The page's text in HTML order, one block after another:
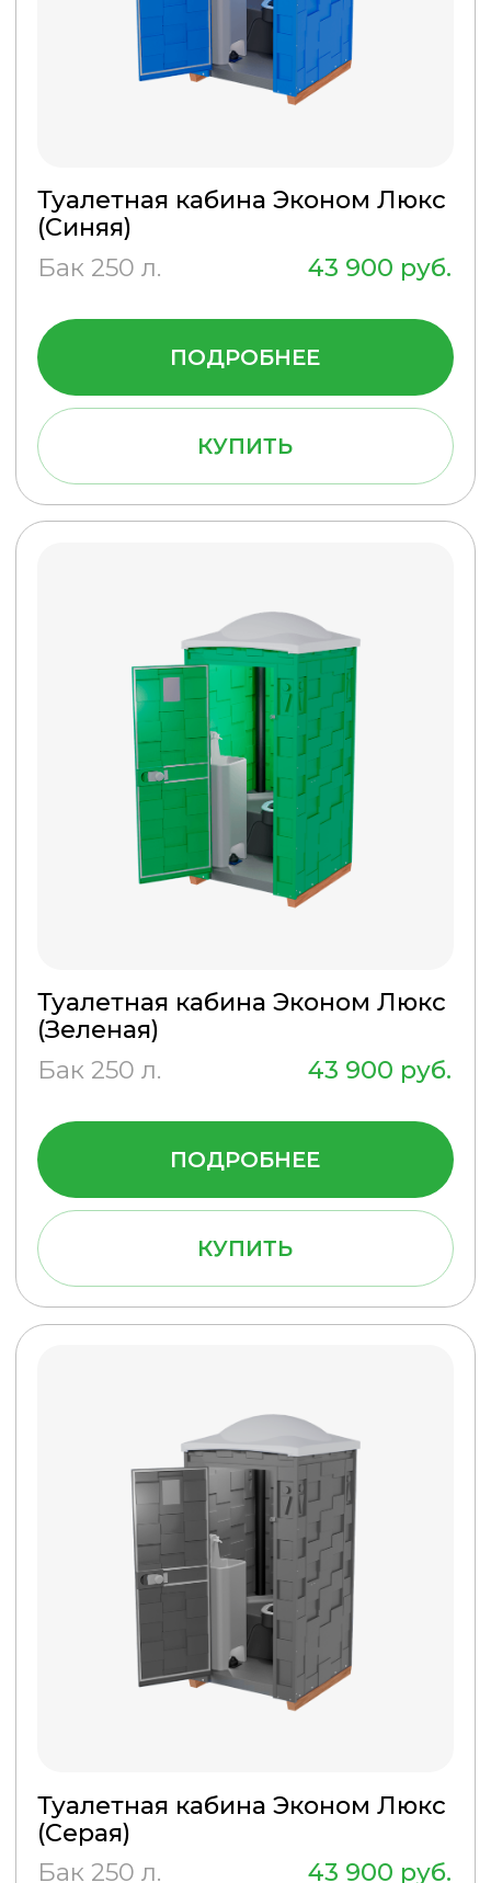
Теплая туалетная кабина Север
210 000 руб.
ПОДРОБНЕЕ
КУПИТЬ
Бак 250 л.
Туалетная кабина Стандарт
(Зеленая)
«Полимер Сервис»
Строительные площадки часто
располагаются в местах, где
нет канализационной системы.
Перед застройщиком остро
встаёт проблема организации
туалета для строителей.
Решить её можно разными
способами. Но самое простое и
оптимальное решение —
ТУАЛЕТНЫЕ КАБИНЫ
НА СТРОЙКУ
Изготовлены из полиэтилена
повышенной прочности
низкого давления
НАДЕЖНОСТЬ
Кабинки различных типов от
эконом до премиум
ДОСТУПНАЯ